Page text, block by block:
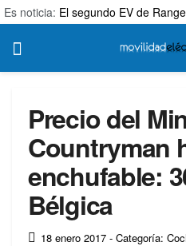
Es noticia: El segundo EV de
Precio del
Countryman
enchufable:
Bélgica
18 enero 2017 - Categoría: